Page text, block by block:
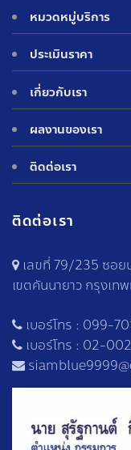
หมวดหมู่บริการ
ประเมินราคา
เกี่ยวกับเรา
ผลงานของเรา
ติดต่อเรา
ติดต่อเรา
เลขที่ 79/235 ซอ
เขตคันนายาว กรุงเท
เบอร์โทร : 099-
เบอร์โทร : 02-